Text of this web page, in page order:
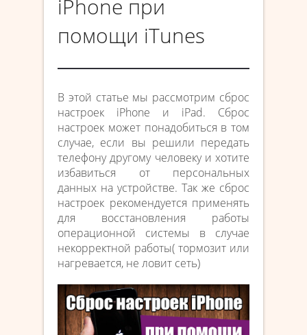
iPhone при
помощи iTunes
В этой статье мы рассмотрим сброс
настроек iPhone и iPad. Сброс
настроек может понадобиться в том
случае, если вы решили передать
телефону другому человеку и хотите
избавиться от персональных
данных на устройстве. Так же сброс
настроек рекомендуется применять
для восстановления работы
операционной системы в случае
некорректной работы( тормозит или
нагревается, не ловит сеть)